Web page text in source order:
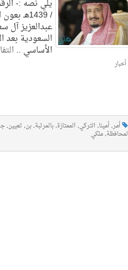
/ 1439هـ
عبدالعزيز آل
السعودية بعد
الأساسي ..
أخبار
أمر,أمينا, التركي, الممتازة,بالمرتبة,بن, تعيين,
لمحافظة,ملكي